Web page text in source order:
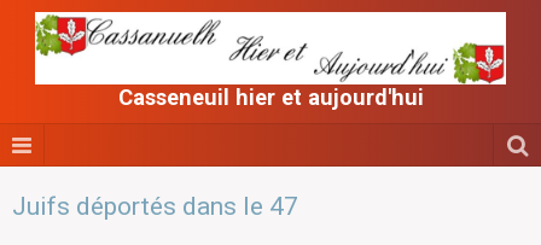
Casseneuil hier et aujourd'hui
Juifs déportés dans le 47